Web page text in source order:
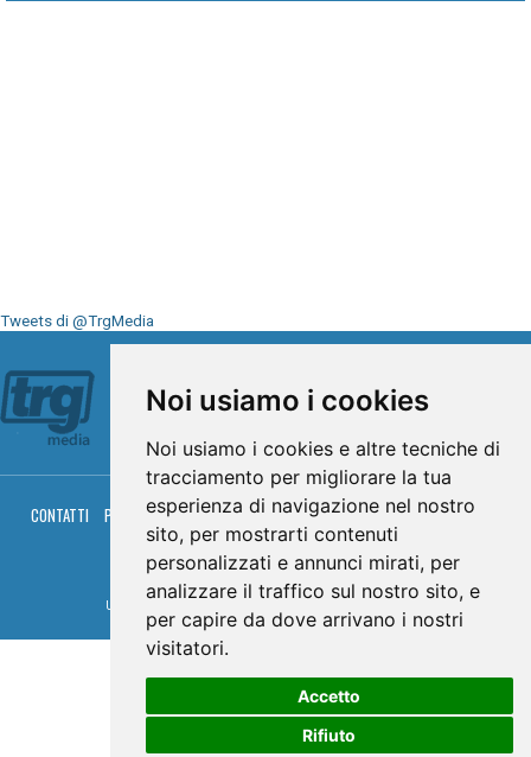
Noi usiamo i cookies
Noi usiamo i cookies e altre tecniche di
tracciamento per migliorare la tua
esperienza di navigazione nel nostro
sito, per mostrarti contenuti
personalizzati e annunci mirati, per
analizzare il traffico sul nostro sito, e
per capire da dove arrivano i nostri
visitatori.
Accetto
Rifiuto
Tweets di @TrgMedia
CONTATTI PRIVACY COOKIES PALINSESTO DIRETTA TV
DIRETTA RADIO
RGM HITRADIO
© TRG Media 2005-2026
Umbria Televisioni s.r.l. - P.I.00496230541 - - Powered by